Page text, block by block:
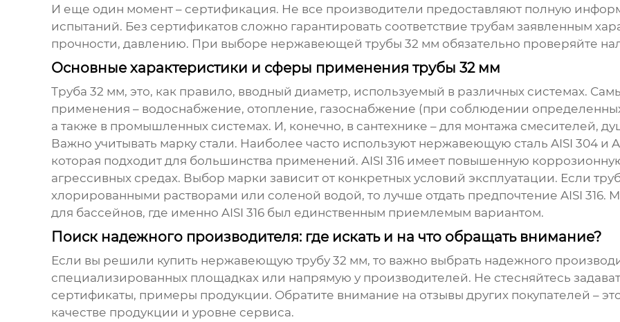
И еще один момент – сертификация. Не все производители предоставляют полную
испытаний. Без сертификатов сложно гарантировать соответствие трубам заявленным
прочности, давлению. При выборе нержавеющей трубы 32 мм обязательно проверяйте
Основные характеристики и сферы применения трубы 32 мм
Труба 32 мм, это, как правило, вводный диаметр, используемый в различных системах.
применения – водоснабжение, отопление, газоснабжение (при соблюдении
а также в промышленных системах. И, конечно, в сантехнике – для монтажа смесителей,
Важно учитывать марку стали. Наиболее часто используют нержавеющую сталь AISI 304 и
которая подходит для большинства применений. AISI 316 имеет повышенную
агрессивных средах. Выбор марки зависит от конкретных условий эксплуатации. Если
хлорированными растворами или соленой водой, то лучше отдать предпочтение AISI 316.
для бассейнов, где именно AISI 316 был единственным приемлемым вариантом.
Поиск надежного производителя: где искать и на что обращать внимание?
Если вы решили купить нержавеющую трубу 32 мм, то важно выбрать надежного
специализированных площадках или напрямую у производителей. Не стесняйтесь
сертификаты, примеры продукции. Обратите внимание на отзывы других покупателей –
качестве продукции и уровне сервиса.